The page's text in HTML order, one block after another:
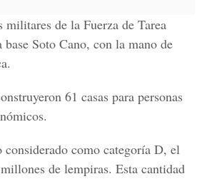
militares de la Fuerza de Tarea
Soto Cano, con la mano de
61 casas para personas
como categoría D, el
de lempiras. Esta cantidad